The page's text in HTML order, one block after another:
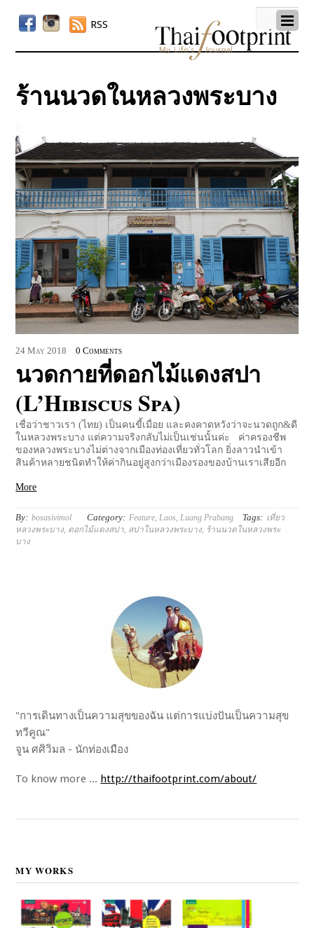
RSS
ร้านนวดในหลวงพระบาง
24 May 2018 0 Comments
นวดกายที่ดอกไม้แดงสปา
(L’Hibiscus Spa)
เชื่อว่าชาวเรา (ไทย) เป็นคนขี้เมื่อย และคงคาดหวังว่าจะนวดถูก&ดี
ในหลวงพระบาง แต่ความจริงกลับไม่เป็นเช่นนั้นค่ะ ค่าครองชีพ
ของหลวงพระบางไม่ต่างจากเมืองท่องเที่ยวทั่วโลก ยิ่งลาวนำเข้า
สินค้าหลายชนิดทำให้ค่ากินอยู่สูงกว่าเมืองรองของบ้านเราเสียอีก
More
By: bosasivimol Category: Feature Laos Luang Prabang Tags: เที่ยว
หลวงพระบาง, ดอกไม้แดงสปา สปาในหลวงพระบาง, ร้านนวดในหลวงพระ
บาง
"การเดินทางเป็นความสุขของฉัน แต่การแบ่งปันเป็นความสุข
ทวีคูณ"
จูน ศศิวิมล - นักท่องเมือง
To know more ... http://thaifootprint.com/about/
MY WORKS